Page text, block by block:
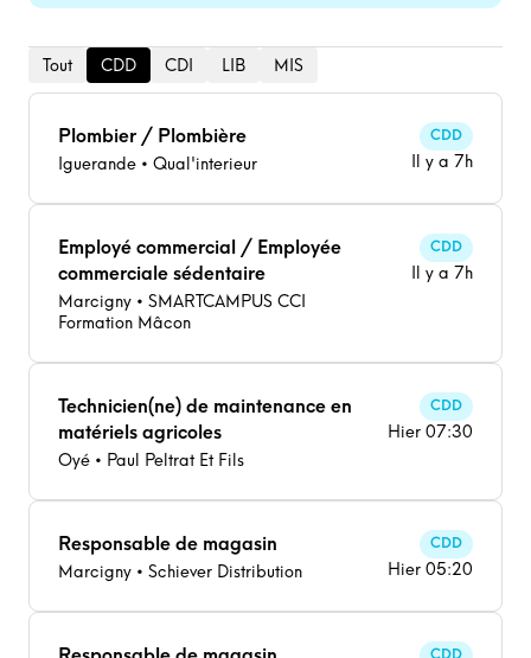
Tout CDD CDI LIB MIS
Plombier / Plombière
Iguerande • Qual'interieur
CDD
Il y a 7h
Employé commercial / Employée
commerciale sédentaire
Marcigny • SMARTCAMPUS CCI
Formation Mâcon
CDD
Il y a 7h
Technicien(ne) de maintenance en
matériels agricoles
Oyé • Paul Peltrat Et Fils
CDD
Hier 07:30
Responsable de magasin
Marcigny • Schiever Distribution
CDD
Hier 05:20
CDD